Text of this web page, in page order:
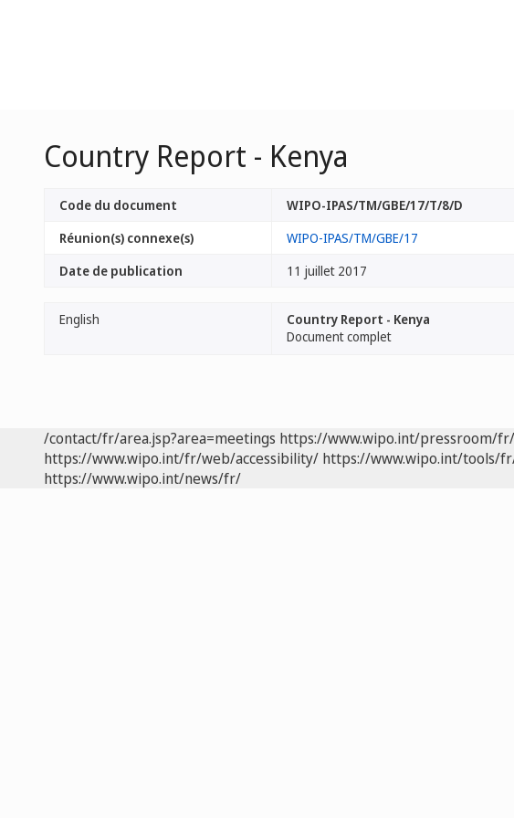
Country Report - Kenya
Code du document
WIPO-IPAS/TM/GBE/17/T/8/D
Réunion(s) connexe(s)
WIPO-IPAS/TM/GBE/17
Date de publication
11 juillet 2017
English
Country Report - Kenya
Document complet
/contact/fr/area.jsp?area=meetings https://www.wipo.int/pressroom/fr/
https://www.wipo.int/fr/web/accessibility/ https://www.wipo.int/tools/
https://www.wipo.int/news/fr/